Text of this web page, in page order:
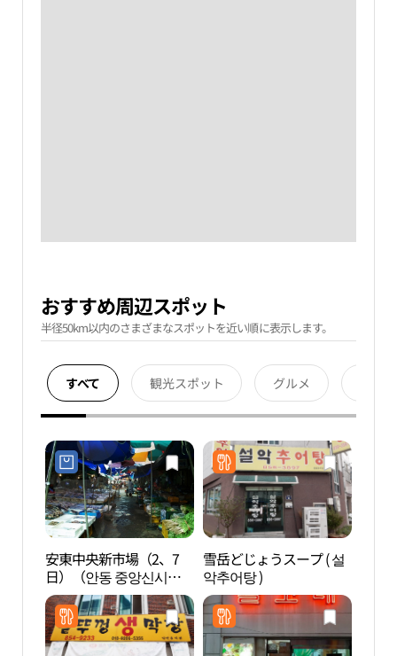
おすすめ周辺スポット
半径50km以内のさまざまなスポットを近い順に表示します。
すべて 観光スポット グルメ
安東中央新市場（2、7
日）（안동 중앙신시장
（2, 7일））
雪岳どじょうスープ ( 설
악추어탕 )